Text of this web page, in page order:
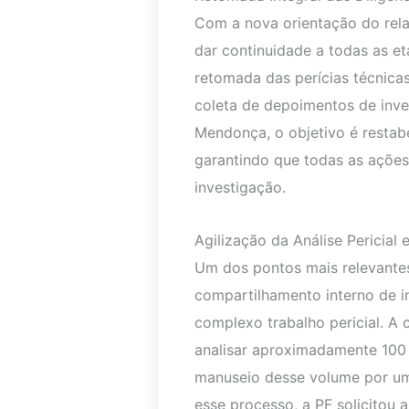
Com a nova orientação do
dar continuidade a todas as
retomada das perícias
coleta de depoimentos de
Mendonça, o objetivo é
garantindo que todas as
investigação.
Agilização da Análise Pericial
Um dos pontos mais
compartilhamento interno de
complexo trabalho pericial. A
analisar aproximadamente
manuseio desse volume por
esse processo, a PF solicitou